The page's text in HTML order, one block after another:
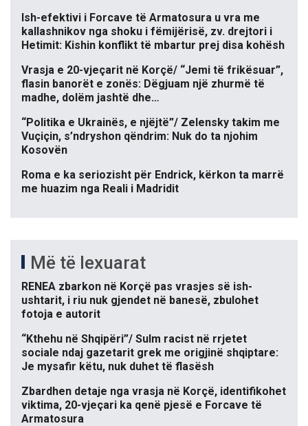
Ish-efektivi i Forcave të Armatosura u vra me
kallashnikov nga shoku i fëmijërisë, zv. drejtori i
Hetimit: Kishin konflikt të mbartur prej disa kohësh
Vrasja e 20-vjeçarit në Korçë/ “Jemi të frikësuar”,
flasin banorët e zonës: Dëgjuam një zhurmë të
madhe, dolëm jashtë dhe…
“Politika e Ukrainës, e njëjtë”/ Zelensky takim me
Vuçiçin, s’ndryshon qëndrim: Nuk do ta njohim
Kosovën
Roma e ka seriozisht për Endrick, kërkon ta marrë
me huazim nga Reali i Madridit
Më të lexuarat
RENEA zbarkon në Korçë pas vrasjes së ish-
ushtarit, i riu nuk gjendet në banesë, zbulohet
fotoja e autorit
“Kthehu në Shqipëri”/ Sulm racist në rrjetet
sociale ndaj gazetarit grek me origjinë shqiptare:
Je mysafir këtu, nuk duhet të flasësh
Zbardhen detaje nga vrasja në Korçë, identifikohet
viktima, 20-vjeçari ka qenë pjesë e Forcave të
Armatosura